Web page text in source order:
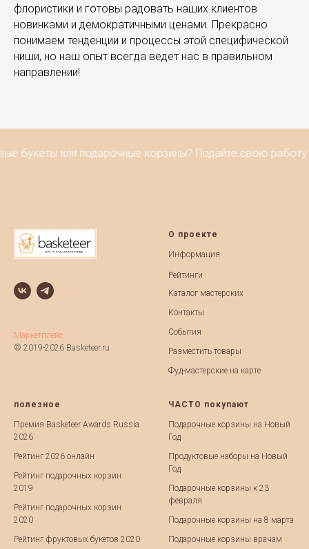
флористики и готовы радовать наших клиентов
новинками и демократичными ценами. Прекрасно
понимаем тенденции и процессы этой специфической
ниши, но наш опыт всегда ведет нас в правильном
направлении!
или подарочные корзины? Подайте свою
Маркетплейс
© 2019-2026 Basketeer.ru
О проекте
Информация
Рейтинги
Каталог мастерских
Контакты
События
Разместить товары
Фуд-мастерские на карте
полезное
Премия Basketeer Awards Russia
2026
Рейтинг 2026 онлайн
Рейтинг подарочных корзин
2019
Рейтинг подарочных корзин
2020
Рейтинг фруктовых букетов 2020
ЧАСТО покупают
Подарочные корзины на Новый
Год
Продуктовые наборы на Новый
Год
Подарочные корзины к 23
февраля
Подарочные корзины на 8 марта
Подарочные корзины врачам